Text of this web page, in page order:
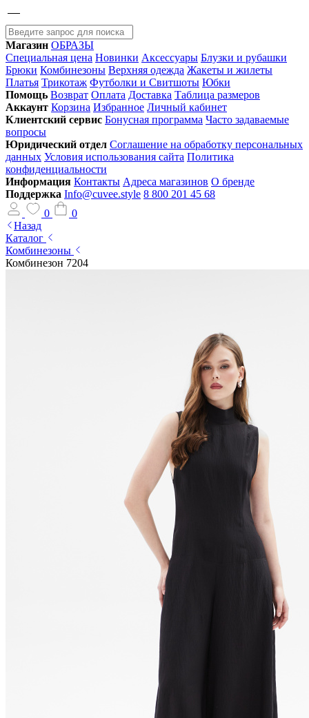
Магазин ОБРАЗЫ
Специальная цена Новинки Аксессуары Блузки и рубашки
Брюки Комбинезоны Верхняя одежда Жакеты и жилеты
Платья Трикотаж Футболки и Свитшоты Юбки
Помощь Возврат Оплата Доставка Таблица размеров
Аккаунт Корзина Избранное Личный кабинет
Клиентский сервис Бонусная программа Часто задаваемые
вопросы
Юридический отдел Соглашение на обработку персональных
данных Условия использования сайта Политика
конфиденциальности
Информация Контакты Адреса магазинов О бренде
Поддержка Info@cuvee.style 8 800 201 45 68
0
0
Назад
Каталог
Комбинезоны
Комбинезон 7204